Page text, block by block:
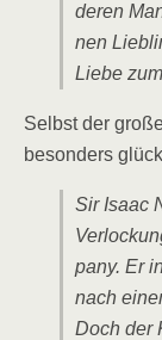
deren
nen
Lie­be
Selbst der
beson­ders
Sir Isaac
pa­ny. Er
nach
Doch der